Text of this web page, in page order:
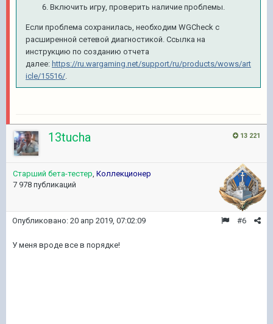
Включить игру, проверить наличие проблемы.
Если проблема сохранилась, необходим WGCheck с
расширенной сетевой диагностикой. Ссылка на
инструкцию по созданию отчета
далее: https://ru.wargaming.net/support/ru/products/wows/art
icle/15516/
13 221
13tucha
Старший бета-тестер Коллекционер
7 978 публикаций
#6
Опубликовано: 20 апр 2019, 07:02:09
У меня вроде все в порядке!